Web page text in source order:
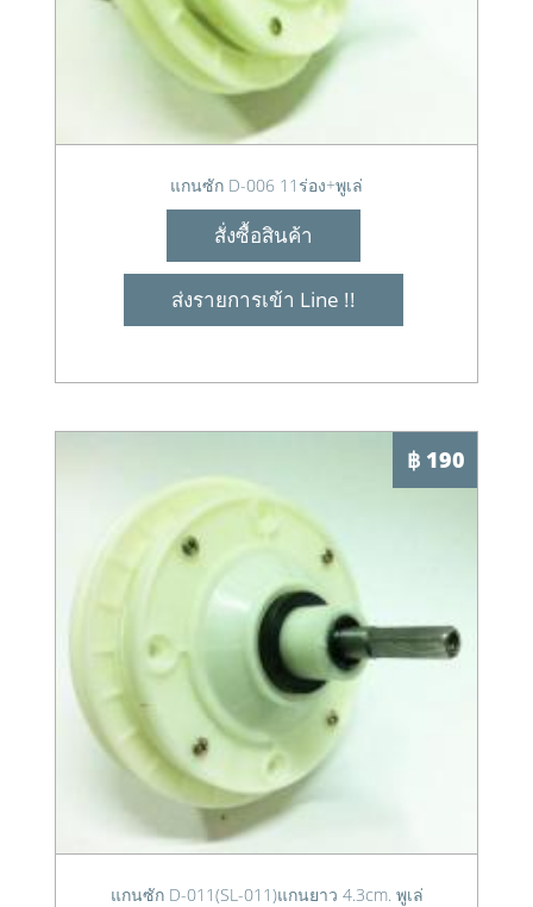
แกนซัก D-006 11ร่อง+พูเล่
สั่งซื้อสินค้า
ส่งรายการเข้า Line !!
฿ 190
แกนซัก D-011(SL-011)แกนยาว 4.3cm. พูเล่